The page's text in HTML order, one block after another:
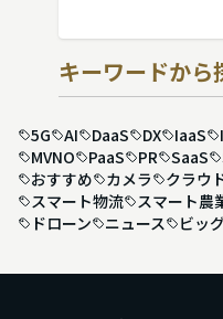
キーワードから
5G AI DaaS DX IaaS
MVNO
PaaS PR SaaS
おすすめ
カメラ クラウ
スマート物流
スマート農
ドローン
ニュース ビッ